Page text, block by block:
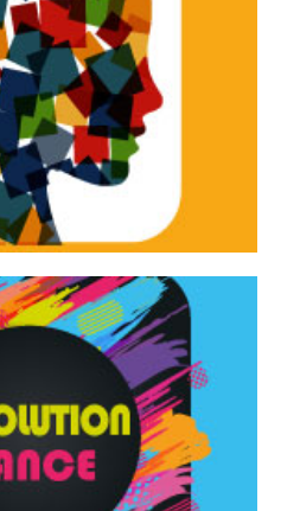
dinamiche
una rassegna di teatro
e sperimentale.
Dance
– I Edizione